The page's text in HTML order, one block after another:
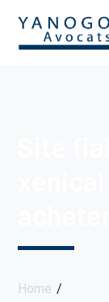
Home